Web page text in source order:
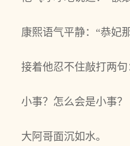
康熙语气平静：“恭妃
接着他忍不住敲打两
小事？怎么会是小事？
大阿哥面沉如水。